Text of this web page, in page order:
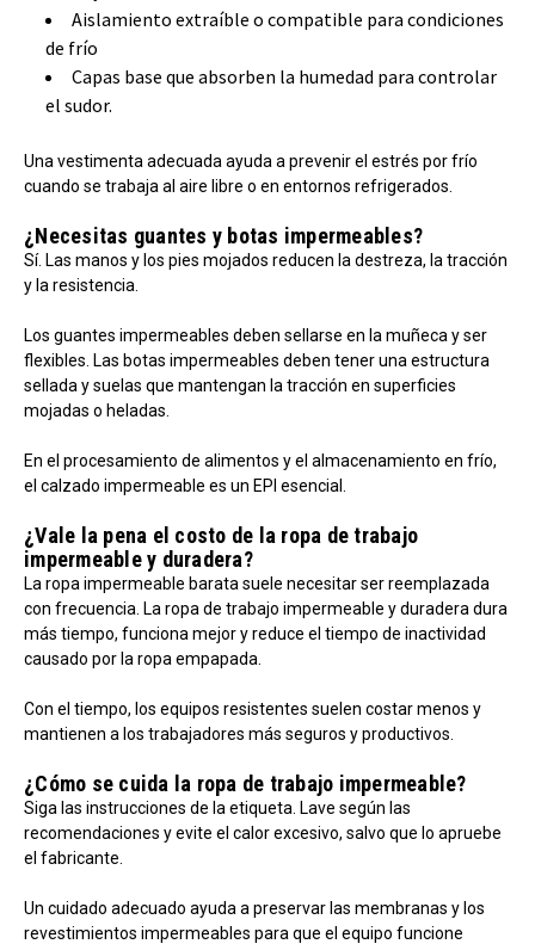
Aislamiento extraíble o compatible para condiciones
de frío
Capas base que absorben la humedad para controlar
el sudor.
Una vestimenta adecuada ayuda a prevenir el estrés por frío
cuando se trabaja al aire libre o en entornos refrigerados.
¿Necesitas guantes y botas impermeables?
Sí. Las manos y los pies mojados reducen la destreza, la tracción
y la resistencia.
Los guantes impermeables deben sellarse en la muñeca y ser
flexibles. Las botas impermeables deben tener una estructura
sellada y suelas que mantengan la tracción en superficies
mojadas o heladas.
En el procesamiento de alimentos y el almacenamiento en frío,
el calzado impermeable es un EPI esencial.
¿Vale la pena el costo de la ropa de trabajo
impermeable y duradera?
La ropa impermeable barata suele necesitar ser reemplazada
con frecuencia. La ropa de trabajo impermeable y duradera dura
más tiempo, funciona mejor y reduce el tiempo de inactividad
causado por la ropa empapada.
Con el tiempo, los equipos resistentes suelen costar menos y
mantienen a los trabajadores más seguros y productivos.
¿Cómo se cuida la ropa de trabajo impermeable?
Siga las instrucciones de la etiqueta. Lave según las
recomendaciones y evite el calor excesivo, salvo que lo apruebe
el fabricante.
Un cuidado adecuado ayuda a preservar las membranas y los
revestimientos impermeables para que el equipo funcione